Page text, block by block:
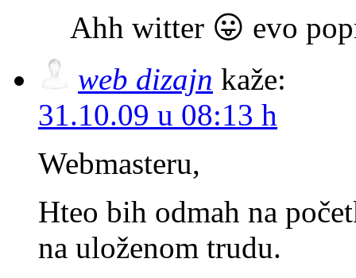
Ahh witter 😛 evo
web dizajn kaže:
31.10.09 u 08:13 h
Webmasteru,
Hteo bih odmah na
na uloženom trudu.